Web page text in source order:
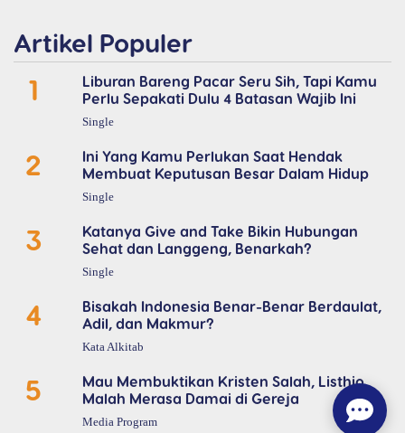
Artikel Populer
1
Liburan Bareng Pacar Seru Sih, Tapi Kamu
Perlu Sepakati Dulu 4 Batasan Wajib Ini
Single
2
Ini Yang Kamu Perlukan Saat Hendak
Membuat Keputusan Besar Dalam Hidup
Single
3
Katanya Give and Take Bikin Hubungan
Sehat dan Langgeng, Benarkah?
Single
4
Bisakah Indonesia Benar-Benar Berdaulat,
Adil, dan Makmur?
Kata Alkitab
5
Mau Membuktikan Kristen Salah, Listhio
Malah Merasa Damai di Gereja
Media Program